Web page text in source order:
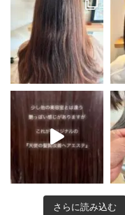
さらに読み込む